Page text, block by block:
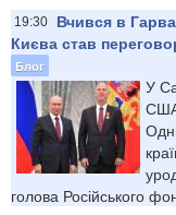
19:30
Вчився в
Києва став
Блог
У
США
голова Російського